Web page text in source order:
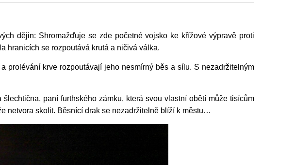
dějin: Shromažďuje se zde početné vojsko ke křížové výpravě proti
hranicích se rozpoutává krutá a ničivá válka.
prolévání krve rozpoutávají jeho nesmírný běs a sílu. S nezadržitelným
paní furthského zámku, která svou vlastní obětí může tisícům
netvora skolit. Běsnící drak se nezadržitelně blíží k městu…